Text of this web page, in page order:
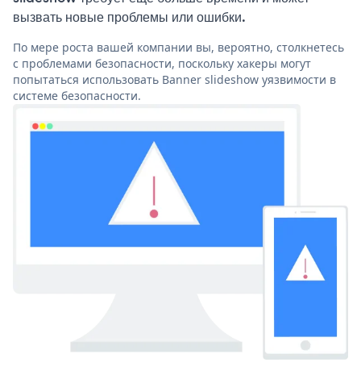
вызвать новые проблемы или ошибки.
По мере роста вашей компании вы, вероятно, столкнетесь
с проблемами безопасности, поскольку хакеры могут
попытаться использовать Banner slideshow уязвимости в
системе безопасности.